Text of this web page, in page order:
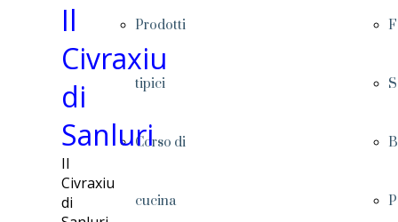
Prodotti
tipici
Corso di
cucina
Il
Civraxiu
di
Sanluri
Il
Civraxiu
di